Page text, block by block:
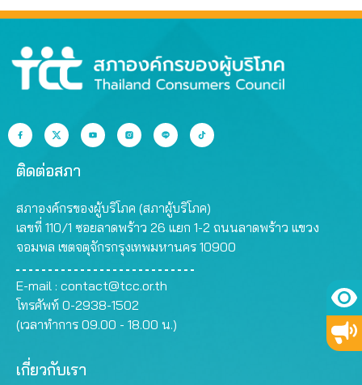
ติดต่อสภา
สภาองค์กรของผู้บริโภค (สภาผู้บริโภค)
เลขที่ 110/1 ซอยลาดพร้าว 26 แยก 1-2 ถนนลาดพร้าว แขวง
จอมพล เขตจตุจักรกรุงเทพมหานคร 10900
E-mail : contact@tcc.or.th
โทรศัพท์ 0-2938-1502
(เวลาทำการ 09.00 - 18.00 น.)
เกี่ยวกับเรา